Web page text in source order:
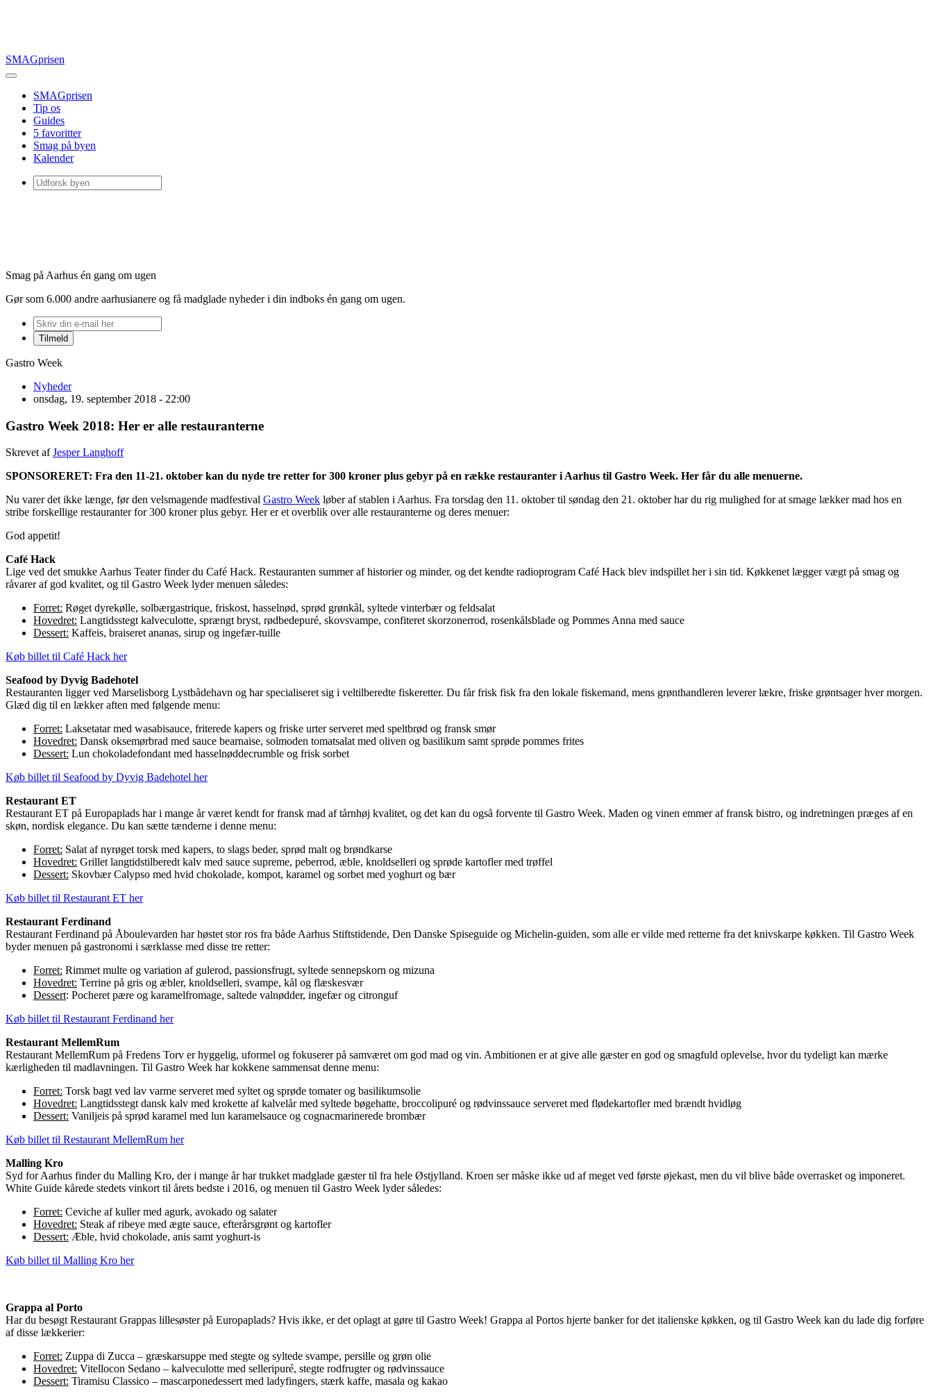
SMAGprisen
SMAGprisen
Tip os
Guides
5 favoritter
Smag på byen
Kalender
Smag på Aarhus én gang om ugen
Gør som 6.000 andre aarhusianere og få madglade nyheder i din indboks én gang om ugen.
Gastro Week
Nyheder
onsdag, 19. september 2018 - 22:00
Gastro Week 2018: Her er alle restauranterne
Skrevet afJesper Langhoff
SPONSORERET: Fra den 11-21. oktober kan du nyde tre retter for 300 kroner plus gebyr på en række restauranter i Aarhus til Gastro Week. Her får du alle menuerne.
Nu varer det ikke længe, før den velsmagende madfestival Gastro Week løber af stablen i Aarhus. Fra torsdag den 11. oktober til søndag den 21. oktober har du rig mulighed for at smage lækker mad hos en
stribe forskellige restauranter for 300 kroner plus gebyr. Her er et overblik over alle restauranterne og deres menuer:
God appetit!
Café Hack
Lige ved det smukke Aarhus Teater finder du Café Hack. Restauranten summer af historier og minder, og det kendte radioprogram Café Hack blev indspillet her i sin tid. Køkkenet lægger vægt på smag og
råvarer af god kvalitet, og til Gastro Week lyder menuen således:
Forret: Røget dyrekølle, solbærgastrique, friskost, hasselnød, sprød grønkål, syltede vinterbær og feldsalat
Hovedret: Langtidsstegt kalveculotte, sprængt bryst, rødbedepuré, skovsvampe, confiteret skorzonerrod, rosenkålsblade og Pommes Anna med sauce
Dessert: Kaffeis, braiseret ananas, sirup og ingefær-tuille
Køb billet til Café Hack her
Seafood by Dyvig Badehotel
Restauranten ligger ved Marselisborg Lystbådehavn og har specialiseret sig i veltilberedte fiskeretter. Du får frisk fisk fra den lokale fiskemand, mens grønthandleren leverer lækre, friske grøntsager hver morgen.
Glæd dig til en lækker aften med følgende menu:
Forret: Laksetatar med wasabisauce, friterede kapers og friske urter serveret med speltbrød og fransk smør
Hovedret: Dansk oksemørbrad med sauce bearnaise, solmoden tomatsalat med oliven og basilikum samt sprøde pommes frites
Dessert: Lun chokoladefondant med hasselnøddecrumble og frisk sorbet
Køb billet til Seafood by Dyvig Badehotel her
Restaurant ET
Restaurant ET på Europaplads har i mange år været kendt for fransk mad af tårnhøj kvalitet, og det kan du også forvente til Gastro Week. Maden og vinen emmer af fransk bistro, og indretningen præges af en
skøn, nordisk elegance. Du kan sætte tænderne i denne menu:
Forret: Salat af nyrøget torsk med kapers, to slags beder, sprød malt og brøndkarse
Hovedret: Grillet langtidstilberedt kalv med sauce supreme, peberrod, æble, knoldselleri og sprøde kartofler med trøffel
Dessert: Skovbær Calypso med hvid chokolade, kompot, karamel og sorbet med yoghurt og bær
Køb billet til Restaurant ET her
Restaurant Ferdinand
Restaurant Ferdinand på Åboulevarden har høstet stor ros fra både Aarhus Stiftstidende, Den Danske Spiseguide og Michelin-guiden, som alle er vilde med retterne fra det knivskarpe køkken. Til Gastro Week
byder menuen på gastronomi i særklasse med disse tre retter:
Forret: Rimmet multe og variation af gulerod, passionsfrugt, syltede sennepskorn og mizuna
Hovedret: Terrine på gris og æbler, knoldselleri, svampe, kål og flæskesvær
Dessert: Pocheret pære og karamelfromage, saltede valnødder, ingefær og citronguf
Køb billet til Restaurant Ferdinand her
Restaurant MellemRum
Restaurant MellemRum på Fredens Torv er hyggelig, uformel og fokuserer på samværet om god mad og vin. Ambitionen er at give alle gæster en god og smagfuld oplevelse, hvor du tydeligt kan mærke
kærligheden til madlavningen. Til Gastro Week har kokkene sammensat denne menu:
Forret: Torsk bagt ved lav varme serveret med syltet og sprøde tomater og basilikumsolie
Hovedret: Langtidsstegt dansk kalv med krokette af kalvelår med syltede bøgehatte, broccolipuré og rødvinssauce serveret med flødekartofler med brændt hvidløg
Dessert: Vaniljeis på sprød karamel med lun karamelsauce og cognacmarinerede brombær
Køb billet til Restaurant MellemRum her
Malling Kro
Syd for Aarhus finder du Malling Kro, der i mange år har trukket madglade gæster til fra hele Østjylland. Kroen ser måske ikke ud af meget ved første øjekast, men du vil blive både overrasket og imponeret.
White Guide kårede stedets vinkort til årets bedste i 2016, og menuen til Gastro Week lyder således:
Forret: Ceviche af kuller med agurk, avokado og salater
Hovedret: Steak af ribeye med ægte sauce, efterårsgrønt og kartofler
Dessert: Æble, hvid chokolade, anis samt yoghurt-is
Køb billet til Malling Kro her
Grappa al Porto
Har du besøgt Restaurant Grappas lillesøster på Europaplads? Hvis ikke, er det oplagt at gøre til Gastro Week! Grappa al Portos hjerte banker for det italienske køkken, og til Gastro Week kan du lade dig forføre
af disse lækkerier:
Forret: Zuppa di Zucca – græskarsuppe med stegte og syltede svampe, persille og grøn olie
Hovedret: Vitellocon Sedano – kalveculotte med selleripuré, stegte rodfrugter og rødvinssauce
Dessert: Tiramisu Classico – mascarponedessert med ladyfingers, stærk kaffe, masala og kakao